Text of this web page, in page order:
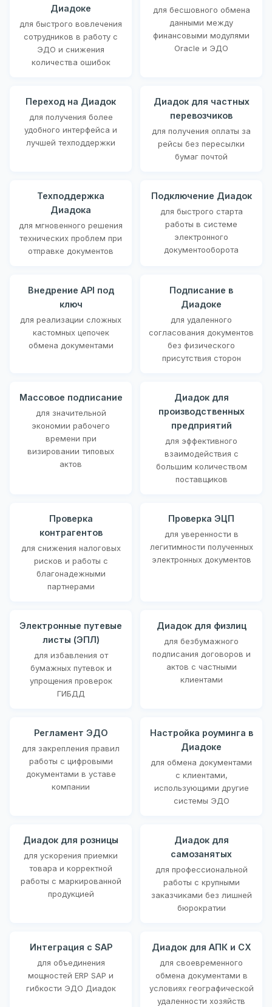
Диадоке
для быстрого вовлечения
сотрудников в работу с
ЭДО и снижения
количества ошибок
для бесшовного обмена
данными между
финансовыми модулями
Oracle и ЭДО
Переход на Диадок
для получения более
удобного интерфейса и
лучшей техподдержки
Диадок для частных
перевозчиков
для получения оплаты за
рейсы без пересылки
бумаг почтой
Техподдержка
Диадока
для мгновенного решения
технических проблем при
отправке документов
Подключение Диадок
для быстрого старта
работы в системе
электронного
документооборота
Внедрение API под
ключ
для реализации сложных
кастомных цепочек
обмена документами
Подписание в
Диадоке
для удаленного
согласования документов
без физического
присутствия сторон
Массовое подписание
для значительной
экономии рабочего
времени при
визировании типовых
актов
Диадок для
производственных
предприятий
для эффективного
взаимодействия с
большим количеством
поставщиков
Проверка
контрагентов
для снижения налоговых
рисков и работы с
благонадежными
партнерами
Проверка ЭЦП
для уверенности в
легитимности полученных
электронных документов
Электронные путевые
листы (ЭПЛ)
для избавления от
бумажных путевок и
упрощения проверок
ГИБДД
Диадок для физлиц
для безбумажного
подписания договоров и
актов с частными
клиентами
Регламент ЭДО
для закрепления правил
работы с цифровыми
документами в уставе
компании
Настройка роуминга в
Диадоке
для обмена документами
с клиентами,
использующими другие
системы ЭДО
Диадок для розницы
для ускорения приемки
товара и корректной
работы с маркированной
продукцией
Диадок для
самозанятых
для профессиональной
работы с крупными
заказчиками без лишней
бюрократии
Интеграция с SAP
для объединения
мощностей ERP SAP и
гибкости ЭДО Диадок
Диадок для АПК и СХ
для своевременного
обмена документами в
условиях географической
удаленности хозяйств